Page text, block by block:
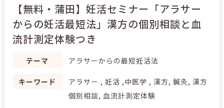
【無料・蒲田】妊活セミナー「アラサー
からの妊活最短法」漢方の個別相談と血
流計測定体験つき
テーマ アラサーからの最短妊活法
キーワード
アラサー , 妊活 ,中医学 , 漢方, 鍼灸, 漢方
個別相談, 血流計測定体験